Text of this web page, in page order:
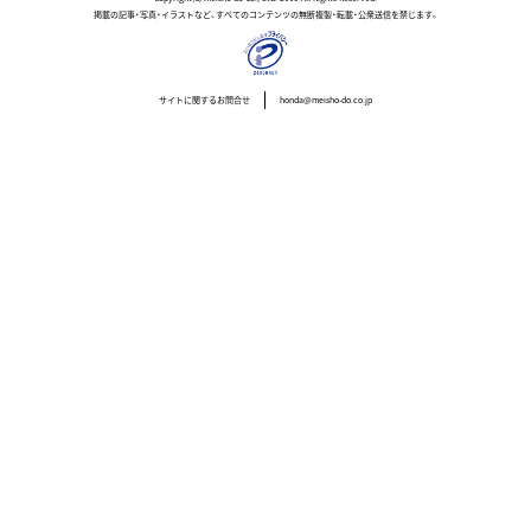
掲載の記事・写真・イラストなど、すべてのコンテンツの無断複製・転載・公衆送信を禁じます。
サイトに関するお問合せ honda@meisho-do.co.jp